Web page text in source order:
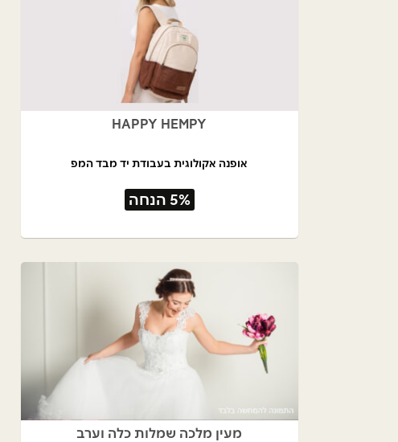
HAPPY HEMPY
אופנה אקולוגית בעבודת יד מבד המפ
5% הנחה
מעין מלכה שמלות כלה וערב